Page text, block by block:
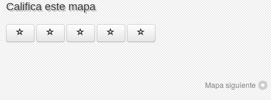
Califica este mapa
Mapa siguiente